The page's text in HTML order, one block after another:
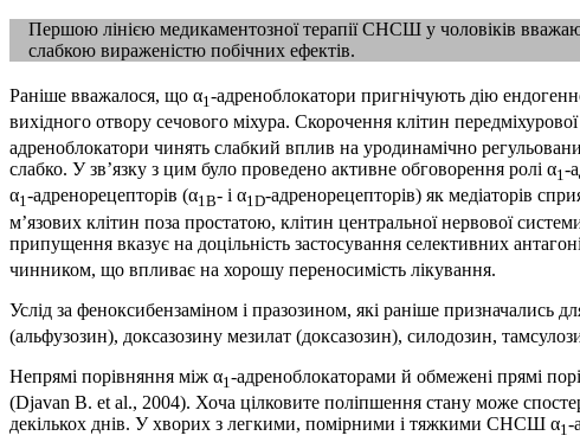
Першою лінією медикаментозної терапії СНСШ у чоловіків
слабкою вираженістю побічних ефектів.
Раніше вважалося, що α1 ­-адреноблокатори пригнічують дію
вихідного отвору сечового міхура. Скорочення клітин
адреноблокатори чинять слабкий вплив на уродинамічно
слабко. У зв’язку з цим було проведено активне обговорення ролі α1-
α1-адренорецепторів (α1B- і α1D-адренорецепторів) як медіаторів
м’язових клітин поза простатою, клітин центральної нервової
припущення вказує на доцільність застосування селективних
чинником, що впливає на хорошу переносимість лікування.
Услід за феноксибензаміном і празозином, які раніше
(альфузозин), доксазозину мезилат (доксазозин), силодозин,
Непрямі порівняння між α1-­адреноблокаторами й обмежені прямі
(Djavan B. et al., 2004). Хоча цілковите поліпшення стану може
декількох днів. У хворих з легкими, помірними і тяжкими СНСШ α1-